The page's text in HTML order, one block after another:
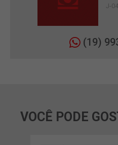
J-
(19)
VOCÊ PODE